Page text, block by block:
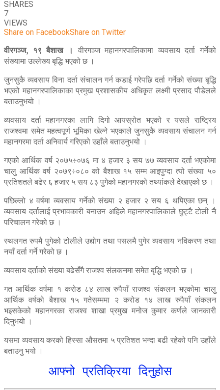
SHARES
7
VIEWS
Share on FacebookShare on Twitter
वीरगञ्ज, १९ बैशाख । वीरगञ्ज महानगरपालिकामा व्यवसाय दर्ता गर्नेको
संख्यामा उल्लेख्य बृद्धि भएको छ ।
जुनसुकै व्यवसाय विना दर्ता संचालन गर्न कडाई गरेपछि दर्ता गर्नेको संख्या बृद्धि
भएको महानगरपालिकाका प्रमुख प्रशासकीय अधिकृत लक्ष्मी प्रसाद पौडेलले
बताउनुभयो ।
व्यवसाय दर्ता महानगरका लागि दिगो आयस्रोत भएको र यसले राष्ट्रिय
राजश्वमा समेत महत्वपूर्ण भूमिका खेल्ने भएकाले जुनसुकै व्यवसाय संचालन गर्न
महानगरमा दर्ता अनिवार्य गरिएको उहाँले बताउनुभयो ।
गएको आर्थिक वर्ष २०७५÷०७६ मा ४ हजार ३ सय ७७ व्यवसाय दर्ता भएकोमा
चालु आर्थिक वर्ष २०७९÷०८० को बैशाख १५ सम्म आइपुग्दा त्यो संख्या ५०
प्रतिशतले बढेर ६ हजार ५ सय ८३ पुगेको महानगरको तथ्यांकले देखाएको छ ।
पछिल्लो ४ वर्षमा व्यवसाय गर्नेको संख्या २ हजार २ सय ६ थपिएका छन् ।
व्यवसाय दर्तालाई प्रभावकारी बनाउन अहिले महानगरपालिकाले छुट्टै टोली नै
परिचालन गरेको छ ।
स्थलगत रुपमै पुगेको टोलीले उद्योग तथा पसलमै पुगेर व्यवसाय नविकरण तथा
नयाँ दर्ता गर्ने गरेको छ ।
व्यवसाय दर्ताको संख्या बढेसँगै राजश्व संलकनमा समेत बृद्धि भएको छ ।
गत आर्थिक वर्षमा १ करोड ८४ लाख रुपैयाँ राजश्व संकलन भएकोमा चालु
आर्थिक वर्षको बैशाख १५ गतेसम्ममा २ करोड १४ लाख रुपैयाँ संकलन
भइसकेको महानगरका राजश्व शाखा प्रमुख मनोज कुमार कर्णले जानकारी
दिनुभयो ।
यसमा व्यवसाय करको हिस्सा औसतमा ५ प्रतिशत भन्दा बढी रहेको पनि उहाँले
बताउनु भयो ।
आफ्नो प्रतिक्रिया दिनुहोस